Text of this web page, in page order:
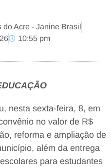
Acre - Janine Brasil
10:55 pm
nesta sexta-feira, 8, em
no valor de R$
reforma e ampliação de
além da entrega
para estudantes